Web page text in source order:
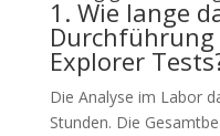
1. Wie lange
Durchführung
Explorer
Die Analyse im Labor
Stunden. Die